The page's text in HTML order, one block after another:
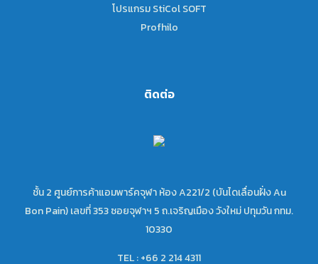
โปรแกรม StiCol SOFT
Profhilo
ติดต่อ
ชั้น 2 ศูนย์การค้าแอมพาร์คจุฬา ห้อง A221/2 (บันไดเลื่อนฝั่ง Au
Bon Pain) เลขที่ 353 ซอยจุฬาฯ 5 ถ.เจริญเมือง วังใหม่ ปทุมวัน กทม.
10330
TEL : +66 2 214 4311